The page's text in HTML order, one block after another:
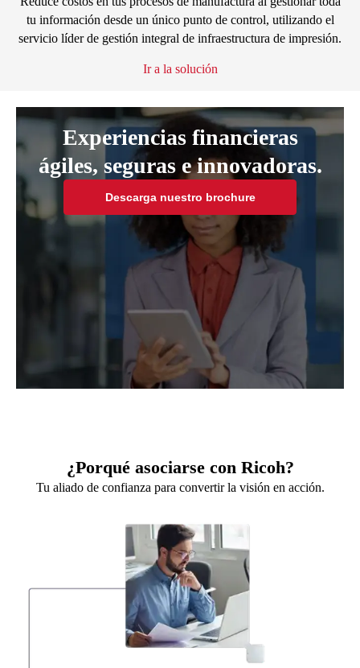
tu información desde un único punto de control, utilizando el
servicio líder de gestión integral de infraestructura de impresión.
Ir a la solución
Experiencias financieras
ágiles, seguras e innovadoras.
Descarga nuestro brochure
¿Porqué asociarse con Ricoh?
Tu aliado de confianza para convertir la visión en acción.